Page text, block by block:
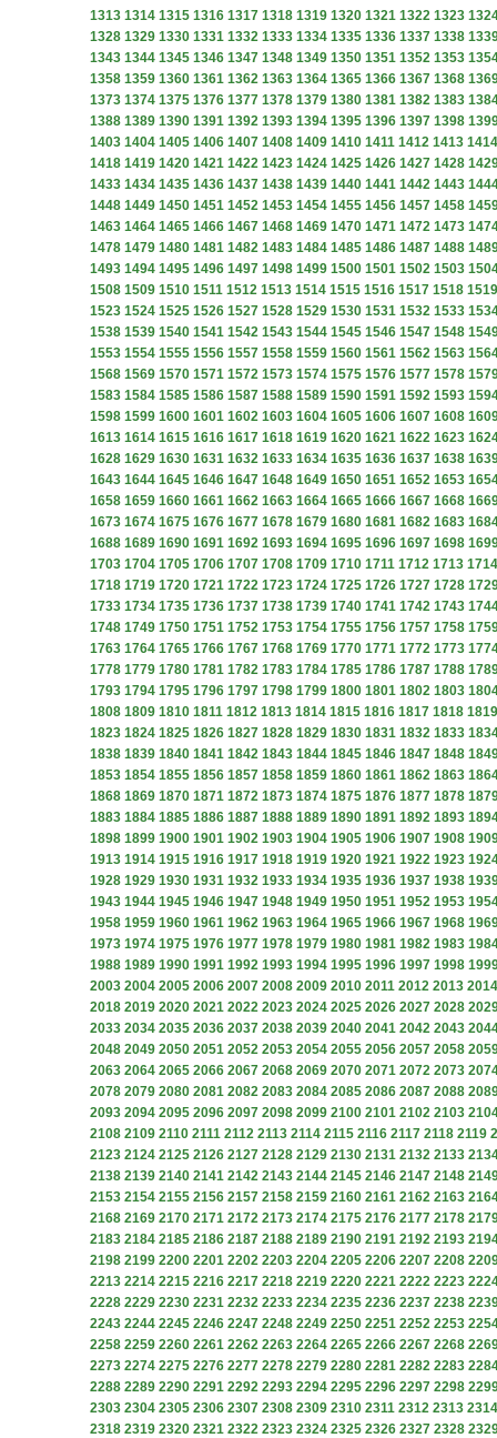
1313 1314 1315 1316 1317 1318 1319 1320 1321 1322 1323
1328 1329 1330 1331 1332 1333 1334 1335 1336 1337 1338
1343 1344 1345 1346 1347 1348 1349 1350 1351 1352 1353
1358 1359 1360 1361 1362 1363 1364 1365 1366 1367 1368
1373 1374 1375 1376 1377 1378 1379 1380 1381 1382 1383
1388 1389 1390 1391 1392 1393 1394 1395 1396 1397 1398
1403 1404 1405 1406 1407 1408 1409 1410 1411 1412 1413 1414
1418 1419 1420 1421 1422 1423 1424 1425 1426 1427 1428
1433 1434 1435 1436 1437 1438 1439 1440 1441 1442 1443
1448 1449 1450 1451 1452 1453 1454 1455 1456 1457 1458
1463 1464 1465 1466 1467 1468 1469 1470 1471 1472 1473
1478 1479 1480 1481 1482 1483 1484 1485 1486 1487 1488
1493 1494 1495 1496 1497 1498 1499 1500 1501 1502 1503
1508 1509 1510 1511 1512 1513 1514 1515 1516 1517 1518 1519
1523 1524 1525 1526 1527 1528 1529 1530 1531 1532 1533
1538 1539 1540 1541 1542 1543 1544 1545 1546 1547 1548
1553 1554 1555 1556 1557 1558 1559 1560 1561 1562 1563
1568 1569 1570 1571 1572 1573 1574 1575 1576 1577 1578
1583 1584 1585 1586 1587 1588 1589 1590 1591 1592 1593
1598 1599 1600 1601 1602 1603 1604 1605 1606 1607 1608
1613 1614 1615 1616 1617 1618 1619 1620 1621 1622 1623
1628 1629 1630 1631 1632 1633 1634 1635 1636 1637 1638
1643 1644 1645 1646 1647 1648 1649 1650 1651 1652 1653
1658 1659 1660 1661 1662 1663 1664 1665 1666 1667 1668
1673 1674 1675 1676 1677 1678 1679 1680 1681 1682 1683
1688 1689 1690 1691 1692 1693 1694 1695 1696 1697 1698
1703 1704 1705 1706 1707 1708 1709 1710 1711 1712 1713 1714
1718 1719 1720 1721 1722 1723 1724 1725 1726 1727 1728
1733 1734 1735 1736 1737 1738 1739 1740 1741 1742 1743
1748 1749 1750 1751 1752 1753 1754 1755 1756 1757 1758
1763 1764 1765 1766 1767 1768 1769 1770 1771 1772 1773
1778 1779 1780 1781 1782 1783 1784 1785 1786 1787 1788
1793 1794 1795 1796 1797 1798 1799 1800 1801 1802 1803
1808 1809 1810 1811 1812 1813 1814 1815 1816 1817 1818 1819
1823 1824 1825 1826 1827 1828 1829 1830 1831 1832 1833
1838 1839 1840 1841 1842 1843 1844 1845 1846 1847 1848
1853 1854 1855 1856 1857 1858 1859 1860 1861 1862 1863
1868 1869 1870 1871 1872 1873 1874 1875 1876 1877 1878
1883 1884 1885 1886 1887 1888 1889 1890 1891 1892 1893
1898 1899 1900 1901 1902 1903 1904 1905 1906 1907 1908
1913 1914 1915 1916 1917 1918 1919 1920 1921 1922 1923
1928 1929 1930 1931 1932 1933 1934 1935 1936 1937 1938
1943 1944 1945 1946 1947 1948 1949 1950 1951 1952 1953
1958 1959 1960 1961 1962 1963 1964 1965 1966 1967 1968
1973 1974 1975 1976 1977 1978 1979 1980 1981 1982 1983
1988 1989 1990 1991 1992 1993 1994 1995 1996 1997 1998
2003 2004 2005 2006 2007 2008 2009 2010 2011 2012 2013 2014
2018 2019 2020 2021 2022 2023 2024 2025 2026 2027 2028
2033 2034 2035 2036 2037 2038 2039 2040 2041 2042 2043
2048 2049 2050 2051 2052 2053 2054 2055 2056 2057 2058
2063 2064 2065 2066 2067 2068 2069 2070 2071 2072 2073
2078 2079 2080 2081 2082 2083 2084 2085 2086 2087 2088
2093 2094 2095 2096 2097 2098 2099 2100 2101 2102 2103
2108 2109 2110 2111 2112 2113 2114 2115 2116 2117 2118 2119
2123 2124 2125 2126 2127 2128 2129 2130 2131 2132 2133
2138 2139 2140 2141 2142 2143 2144 2145 2146 2147 2148
2153 2154 2155 2156 2157 2158 2159 2160 2161 2162 2163
2168 2169 2170 2171 2172 2173 2174 2175 2176 2177 2178
2183 2184 2185 2186 2187 2188 2189 2190 2191 2192 2193
2198 2199 2200 2201 2202 2203 2204 2205 2206 2207 2208
2213 2214 2215 2216 2217 2218 2219 2220 2221 2222 2223
2228 2229 2230 2231 2232 2233 2234 2235 2236 2237 2238
2243 2244 2245 2246 2247 2248 2249 2250 2251 2252 2253
2258 2259 2260 2261 2262 2263 2264 2265 2266 2267 2268
2273 2274 2275 2276 2277 2278 2279 2280 2281 2282 2283
2288 2289 2290 2291 2292 2293 2294 2295 2296 2297 2298
2303 2304 2305 2306 2307 2308 2309 2310 2311 2312 2313 2314
2318 2319 2320 2321 2322 2323 2324 2325 2326 2327 2328